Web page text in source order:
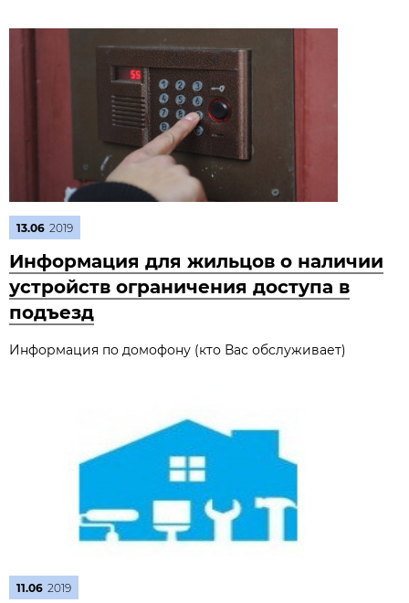
13.06 2019
Информация для жильцов о наличии
устройств ограничения доступа в
подъезд
Информация по домофону (кто Вас обслуживает)
11.06 2019